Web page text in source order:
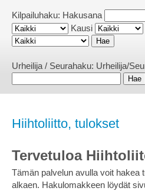
Kilpailuhaku: Hakusana
Kausi
Urheilija / Seurahaku: Urheilija/
Hiihtoliitto, tulokset
Tervetuloa
Tämän palvelun avulla voit hakea
alkaen. Hakulomakkeen löydät